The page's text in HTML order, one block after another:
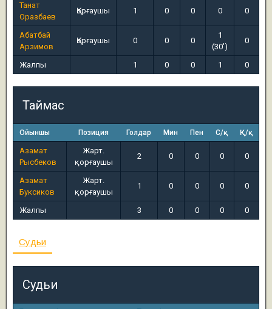
Танат
Оразбаев
Қорғаушы 1 0 0 0 0
Абатбай
Арзимов
Қорғаушы 0 0 0
1
(30')
0
Жалпы 1 0 0 1 0
Таймас
Ойыншы Позиция Голдар Мин Пен С/қ Қ/қ
Азамат
Рысбеков
Жарт.
қорғаушы
2 0 0 0 0
Азамат
Буксиков
Жарт.
қорғаушы
1 0 0 0 0
Жалпы 3 0 0 0 0
Судьи
Судьи